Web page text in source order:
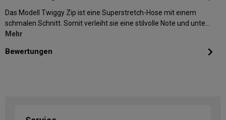
Das Modell Twiggy Zip ist eine Superstretch-Hose mit einem
schmalen Schnitt. Somit verleiht sie eine stilvolle Note und unte…
Mehr
Bewertungen